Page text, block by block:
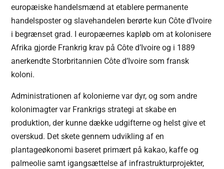
europæiske handelsmænd at etablere permanente
handelsposter og slavehandelen berørte kun Côte d’Ivoire
i begrænset grad. I europæernes kapløb om at kolonisere
Afrika gjorde Frankrig krav på Côte d’Ivoire og i 1889
anerkendte Storbritannien Côte d’Ivoire som fransk
koloni.
Administrationen af kolonierne var dyr, og som andre
kolonimagter var Frankrigs strategi at skabe en
produktion, der kunne dække udgifterne og helst give et
overskud. Det skete gennem udvikling af en
plantageøkonomi baseret primært på kakao, kaffe og
palmeolie samt igangsættelse af infrastrukturprojekter,